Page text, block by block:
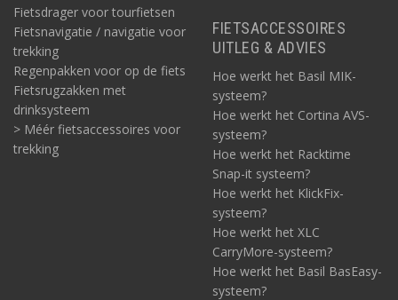
Fietsdrager voor tourfietsen
Fietsnavigatie / navigatie voor
trekking
Regenpakken voor op de fiets
Fietsrugzakken met
drinksysteem
> Méér fietsaccessoires voor
trekking
FIETSACCESSOIRES
UITLEG & ADVIES
Hoe werkt het Basil MIK-
systeem?
Hoe werkt het Cortina AVS-
systeem?
Hoe werkt het Racktime
Snap-it systeem?
Hoe werkt het KlickFix-
systeem?
Hoe werkt het XLC
CarryMore-systeem?
Hoe werkt het Basil BasEasy-
systeem?